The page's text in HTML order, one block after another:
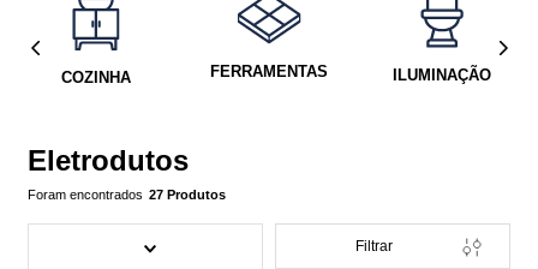
COZINHA FERRAMENTAS ILUMINAÇÃO
Eletrodutos
27 Produtos
Filtrar
revestimento
6 vaso sanitário
9º chuveiro
10º 18l